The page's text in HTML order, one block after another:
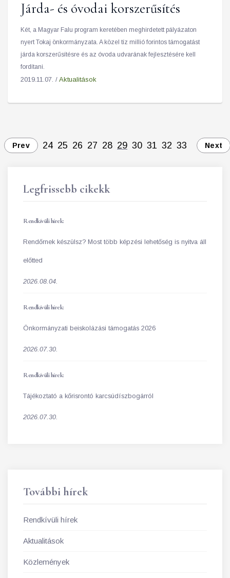
Járda- és óvodai korszerűsítés
Két, a Magyar Falu program keretében meghirdetett pályázaton
nyert Tokaj önkormányzata. A közel tíz millió forintos támogatást
járda korszerűsítésre és az óvoda udvarának fejlesztésére kell
fordítani.
2019.11.07. / Aktualitások
Prev 24 25 26 27 28 29 30 31 32 33 Next
Legfrissebb cikekk
Rendkívüli hírek:
Rendőrnek készülsz? Most több képzési lehetőség is nyitva áll
előtted
2026.08.04.
Rendkívüli hírek:
Önkormányzati beiskolázási támogatás 2026
2026.07.30.
Rendkívüli hírek:
Tájékoztató a kőrisrontó karcsúdíszbogárról
2026.07.30.
További hírek
Rendkívüli hírek
Aktualitások
Közlemények